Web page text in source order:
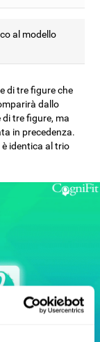
al modello
di tre figure che
dallo
tre figure, ma
in precedenza.
identica al trio